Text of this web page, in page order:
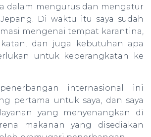
dalam mengurus dan mengatur
Di waktu itu saya sudah
mengenai tempat karantina,
dan juga kebutuhan apa
untuk keberangkatan ke
internasional ini
pertama untuk saya, dan saya
yang menyenangkan di
makanan yang disediakan